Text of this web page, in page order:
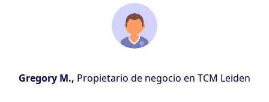
Gregory M., Propietario de negocio en TCM Leiden